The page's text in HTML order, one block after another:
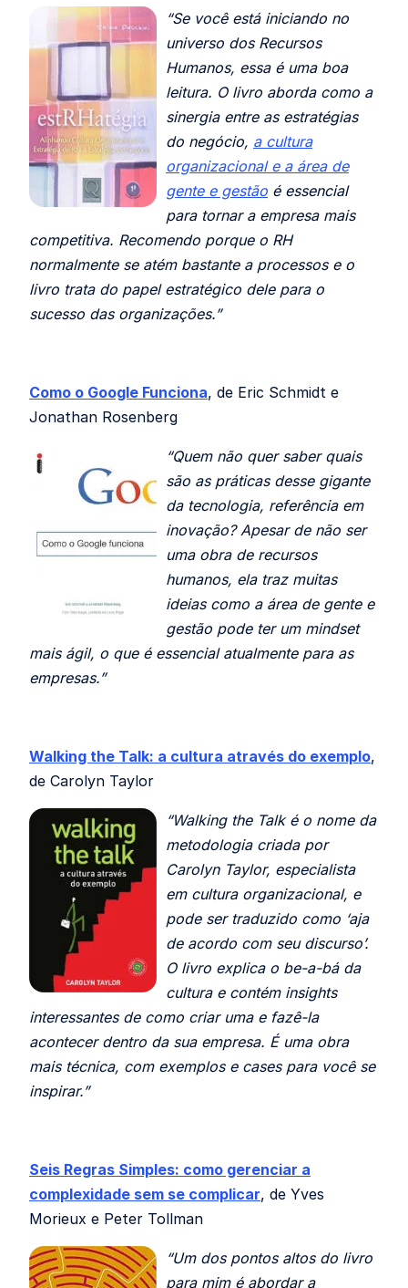
“Se você está iniciando no
universo dos Recursos
Humanos, essa é uma boa
leitura. O livro aborda como a
sinergia entre as estratégias
do negócio, a cultura
organizacional e a área de
gente e gestão é essencial
para tornar a empresa mais
competitiva. Recomendo porque o RH
normalmente se atém bastante a processos e o
livro trata do papel estratégico dele para o
sucesso das organizações.”
Como o Google Funciona, de Eric Schmidt e
Jonathan Rosenberg
“Quem não quer saber quais
são as práticas desse gigante
da tecnologia, referência em
inovação? Apesar de não ser
uma obra de recursos
humanos, ela traz muitas
ideias como a área de gente e
gestão pode ter um mindset
mais ágil, o que é essencial atualmente para as
empresas.”
Walking the Talk: a cultura através do exemplo,
de Carolyn Taylor
“Walking the Talk é o nome da
metodologia criada por
Carolyn Taylor, especialista
em cultura organizacional, e
pode ser traduzido como ‘aja
de acordo com seu discurso’.
O livro explica o be-a-bá da
cultura e contém insights
interessantes de como criar uma e fazê-la
acontecer dentro da sua empresa. É uma obra
mais técnica, com exemplos e cases para você se
inspirar.”
Seis Regras Simples: como gerenciar a
complexidade sem se complicar, de Yves
Morieux e Peter Tollman
“Um dos pontos altos do livro
para mim é abordar a